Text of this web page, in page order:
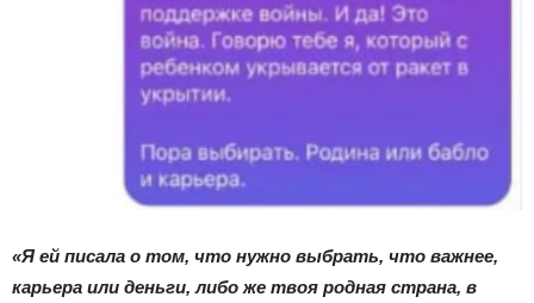
«Яей писала о том, что нужно выбрать, что важнее,
карьера или деньги, либо же твоя родная страна, в